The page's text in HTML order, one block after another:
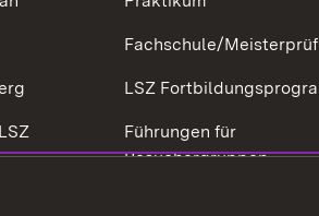
Fachschule/
LSZ
Führungen für
Besuchergruppen